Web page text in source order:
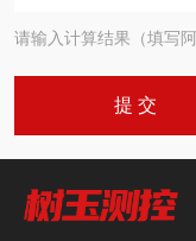
请输入计算结果（填写